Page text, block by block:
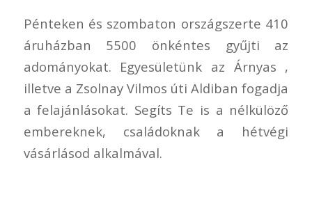
Pénteken és szombaton országszerte 410
áruházban 5500 önkéntes gyűjti az
adományokat. Egyesületünk az Árnyas ,
illetve a Zsolnay Vilmos úti Aldiban fogadja
a felajánlásokat. Segíts Te is a nélkülöző
embereknek, családoknak a hétvégi
vásárlásod alkalmával.